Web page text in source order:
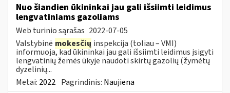
Nuo šiandien ūkininkai jau gali išsiimti leidimus
lengvatiniams gazoliams
Web turinio sąrašas 2022-07-05
Valstybinė mokesčių inspekcija (toliau – VMI)
informuoja, kad ūkininkai jau gali išsiimti leidimus įsigyti
lengvatinių žemės ūkyje naudoti skirtų gazolių (žymėtų
dyzelinių...
Metai: 2022 Pagrindinis: Naujiena